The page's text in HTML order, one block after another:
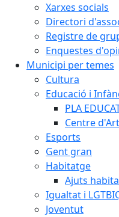
Xarxes socials
Directori
Registre de
Enquestes
Municipi per temes
Cultura
Educació i
PLA
Centre
Esports
Gent gran
Habitatge
Ajuts
Igualtat i
Joventut